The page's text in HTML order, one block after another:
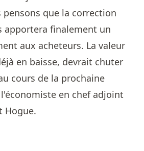
pensons que la correction
apportera finalement un
aux acheteurs. La valeur
en baisse, devrait chuter
cours de la prochaine
en chef adjoint
Hogue.